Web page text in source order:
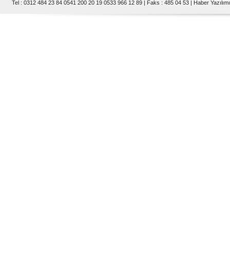
Tel : 0312 484 23 84 0541 200 20 19 0533 966 12 89 | Faks : 485 04 53 | Haber Yazılımı